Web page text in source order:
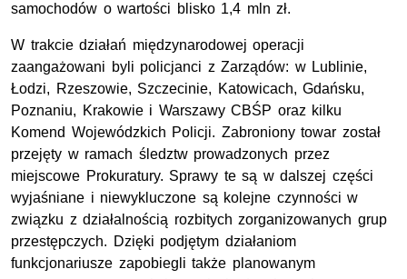
samochodów o wartości blisko 1,4 mln zł.
W trakcie działań międzynarodowej operacji
zaangażowani byli policjanci z Zarządów: w Lublinie,
Łodzi, Rzeszowie, Szczecinie, Katowicach, Gdańsku,
Poznaniu, Krakowie i Warszawy CBŚP oraz kilku
Komend Wojewódzkich Policji. Zabroniony towar został
przejęty w ramach śledztw prowadzonych przez
miejscowe Prokuratury. Sprawy te są w dalszej części
wyjaśniane i niewykluczone są kolejne czynności w
związku z działalnością rozbitych zorganizowanych grup
przestępczych. Dzięki podjętym działaniom
funkcjonariusze zapobiegli także planowanym